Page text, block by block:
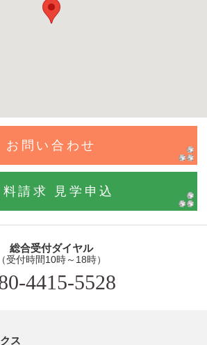
お問い合わせ
料請求 見学申込
総合受付ダイヤル
（受付時間10時～18時）
4415-5528
ス